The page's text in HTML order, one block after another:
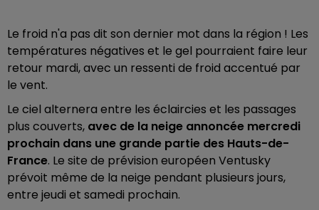
Le froid n'a pas dit son dernier mot dans la région ! Les
températures négatives et le gel pourraient faire leur
retour mardi, avec un ressenti de froid accentué par
le vent.
Le ciel alternera entre les éclaircies et les passages
plus couverts, avec de la neige annoncée mercredi
prochain dans une grande partie des Hauts-de-
France. Le site de prévision européen Ventusky
prévoit même de la neige pendant plusieurs jours,
entre jeudi et samedi prochain.